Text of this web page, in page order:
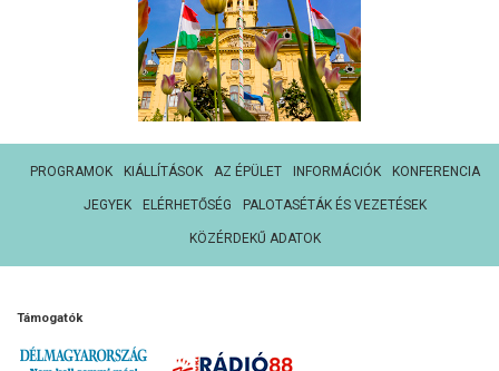
PROGRAMOK KIÁLLÍTÁSOK AZ ÉPÜLET INFORMÁCIÓK KONFERENCIA
JEGYEK ELÉRHETŐSÉG PALOTASÉTÁK ÉS VEZETÉSEK
KÖZÉRDEKŰ ADATOK
Támogatók